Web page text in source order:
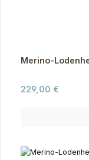
Merino-
Regulärer Preis:
229,00 €